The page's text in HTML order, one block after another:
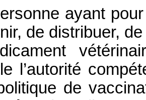
ayant
de distribuer,
l’autorité
de